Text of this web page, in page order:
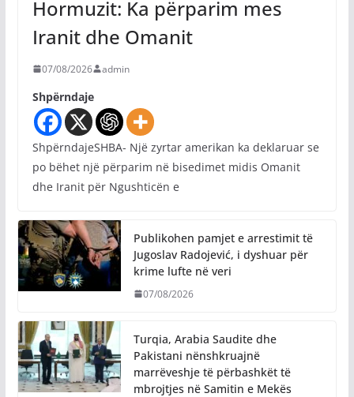
Hormuzit: Ka përparim mes
Iranit dhe Omanit
07/08/2026 admin
Shpërndaje
ShpërndajeSHBA- Një zyrtar amerikan ka deklaruar se
po bëhet një përparim në bisedimet midis Omanit
dhe Iranit për Ngushticën e
Publikohen pamjet e arrestimit të
Jugoslav Radojević, i dyshuar për
krime lufte në veri
07/08/2026
Turqia, Arabia Saudite dhe
Pakistani nënshkruajnë
marrëveshje të përbashkët të
mbrojtjes në Samitin e Mekës